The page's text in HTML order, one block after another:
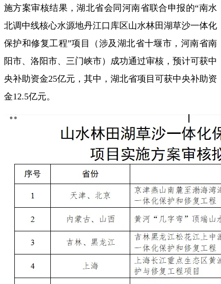
施方案审核结果，湖北省会同河南省联合申报的“南水
北调中线核心水源地丹江口库区山水林田湖草沙一体化
保护和修复工程”项目（涉及湖北省十堰市，河南省南
阳市、洛阳市、三门峡市）成功通过审核，预计可获中
央补助资金25亿元，其中，湖北省项目可获中央补助资
金12.5亿元。